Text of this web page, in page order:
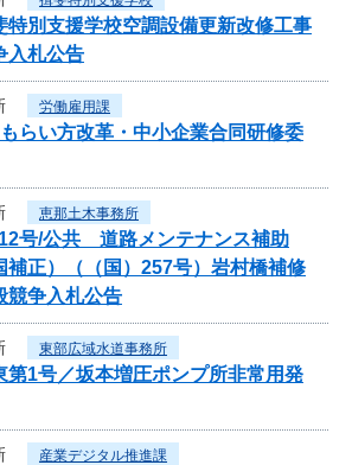
特別支援学校空調設備更新改修工事
入札公告
労働雇用課
らい方改革・中小企業合同研修委
恵那土木事務所
号/公共 道路メンテナンス補助
補正）（（国）257号）岩村橋補修
競争入札公告
東部広域水道事務所
第1号／坂本増圧ポンプ所非常用発
産業デジタル推進課